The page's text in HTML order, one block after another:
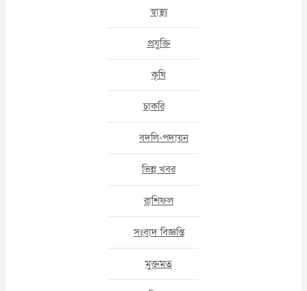
স্বাস্থ্য
প্রযুক্তি
কৃষি
চাকরি
বদলি-পদায়ন
ভিন্ন খবর
রাশিফল
সংবাদ বিজ্ঞপ্তি
মুক্তমত